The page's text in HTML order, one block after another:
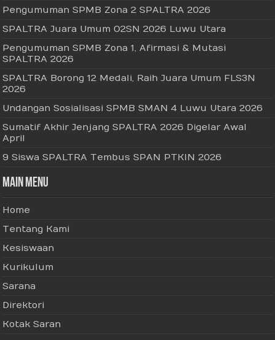
Pengumuman SPMB Zona 2 SPALTRA 2026
SPALTRA Juara Umum O2SN 2026 Luwu Utara
Pengumuman SPMB Zona 1, Afirmasi & Mutasi
SPALTRA 2026
SPALTRA Borong 12 Medali, Raih Juara Umum FLS3N
2026
Undangan Sosialisasi SPMB SMAN 4 Luwu Utara 2026
Sumatif Akhir Jenjang SPALTRA 2026 Digelar Awal
April
9 Siswa SPALTRA Tembus SPAN PTKIN 2026
Main Menu
Home
Tentang Kami
Kesiswaan
Kurikulum
Sarana
Direktori
Kotak Saran